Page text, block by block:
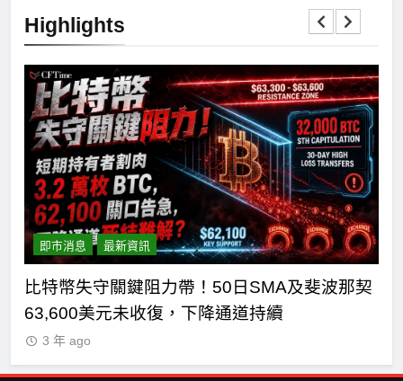
Highlights
即市消息 最新資訊
比特幣失守關鍵阻力帶！50日SMA及斐波那契
63,600美元未收復，下降通道持續
3 年 ago